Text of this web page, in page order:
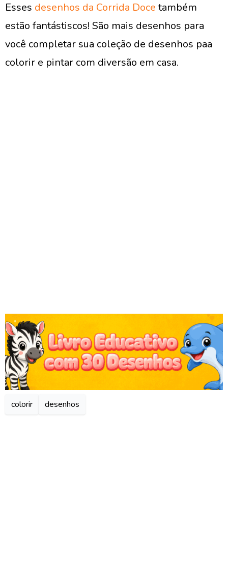
Esses desenhos da Corrida Doce também
estão fantástiscos! São mais desenhos para
você completar sua coleção de desenhos paa
colorir e pintar com diversão em casa.
colorir desenhos